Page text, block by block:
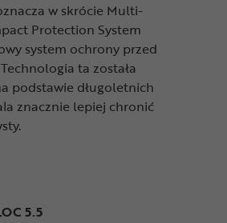
w skrócie Multi-
Protection System
system ochrony przed
ta została
podstawie długoletnich
znacznie lepiej chronić
5.5